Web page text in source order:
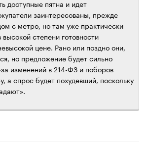
доступные пятна и идет
заинтересованы, прежде
с метро, но там уже практически
степени готовности
цене. Рано или поздно они,
но предложение будет сильно
изменений в 214-ФЗ и поборов
а спрос будет похудевший, поскольку